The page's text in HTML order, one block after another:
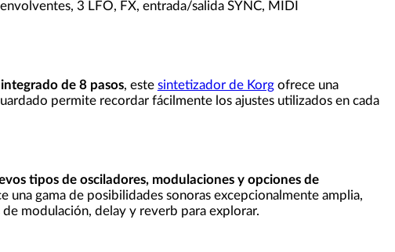
3 LFO, FX, entrada/salida SYNC, MIDI
de 8 pasos, este sintetizador de Korgofrece una
permite recordar fácilmente los ajustes utilizados en cada
tipos de osciladores, modulaciones y opciones de
una gama de posibilidades sonoras excepcionalmente amplia,
modulación, delay y reverb para explorar.